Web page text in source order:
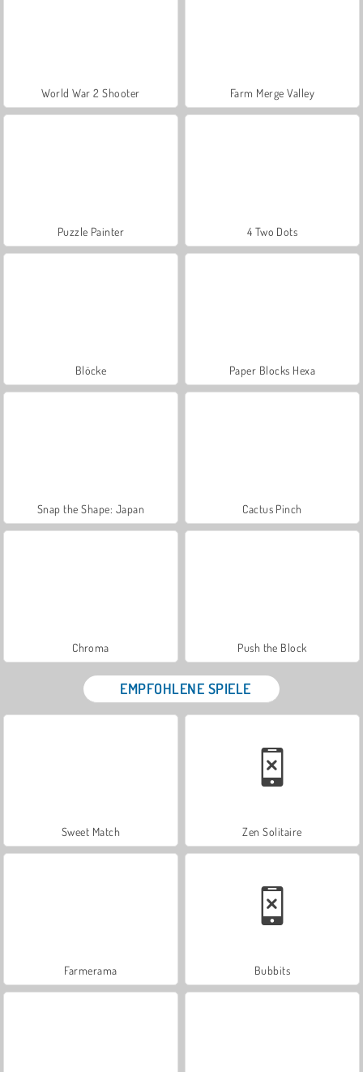
World War 2 Shooter Farm Merge Valley
Puzzle Painter 4 Two Dots
Blöcke Paper Blocks Hexa
Snap the Shape: Japan Cactus Pinch
Chroma Push the Block
EMPFOHLENE SPIELE
Sweet Match Zen Solitaire
Farmerama Bubbits